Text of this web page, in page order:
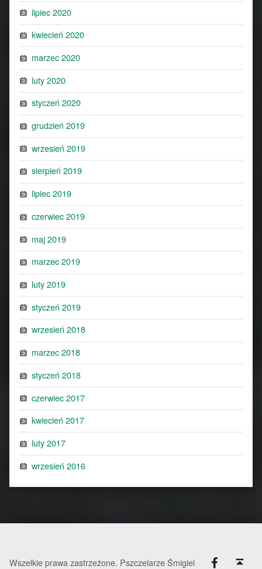
lipiec 2020
kwiecień 2020
marzec 2020
luty 2020
styczeń 2020
grudzień 2019
wrzesień 2019
sierpień 2019
lipiec 2019
czerwiec 2019
maj 2019
marzec 2019
luty 2019
styczeń 2019
wrzesień 2018
marzec 2018
styczeń 2018
czerwiec 2017
kwiecień 2017
luty 2017
wrzesień 2016
Wszelkie prawa zastrzeżone. Pszczelarze Śmigiel